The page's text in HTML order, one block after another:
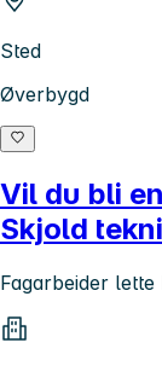
Sted
Øverbygd
Vil du bli
Skjold
Fagarbeider